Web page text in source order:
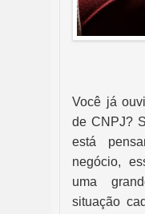
Você já
de CNPJ?
está
negócio,
uma
situação